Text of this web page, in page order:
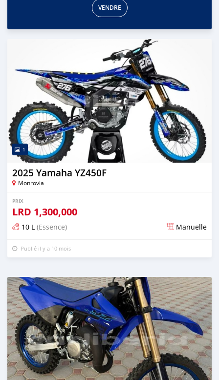
VENDRE
1
2025 Yamaha YZ450F
Monrovia
PRIX
LRD 1,300,000
10 L (Essence) Manuelle
Publié il y a 10 mois